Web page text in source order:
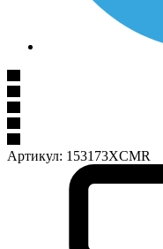
Артикул: 153173XCMR